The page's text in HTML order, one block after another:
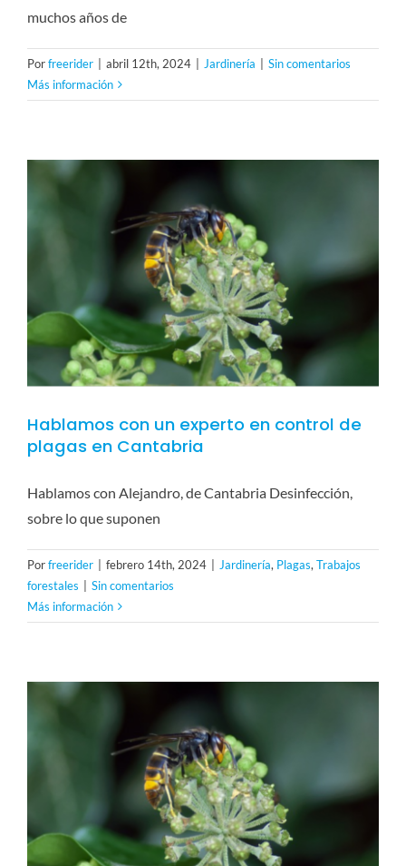
muchos años de
Porfreerider abril 12th, 2024 Jardinería
Sin comentarios
Más información
Hablamos con un experto en control de
plagas en Cantabria
Hablamos con Alejandro, de Cantabria Desinfección,
sobre lo que suponen
Porfreerider febrero 14th, 2024 Jardinería, Plagas, Trabajos
forestales
Sin comentarios
Más información